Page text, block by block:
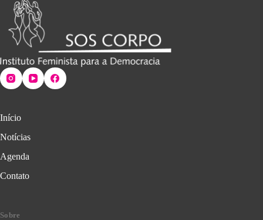
Início
Notícias
Agenda
Contato
Sobre